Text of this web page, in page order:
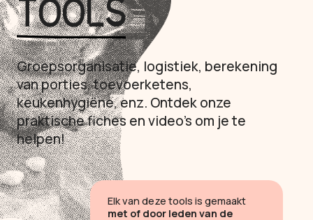
TOOLS
Groepsorganisatie, logistiek, berekening
van porties, toevoerketens,
keukenhygiëne, enz. Ontdek onze
praktische fiches en video’s om je te
helpen!
Elk van deze tools is gemaakt
met of door leden van de